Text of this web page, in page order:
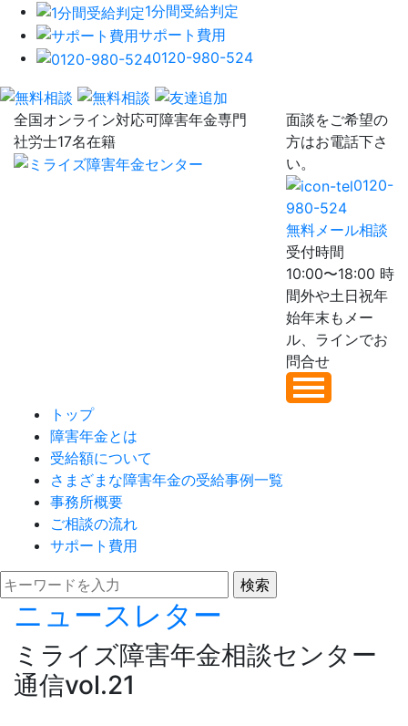
1分間受給判定
サポート費用
0120-980-524
全国オンライン対応可障害年金専門
社労士17名在籍
面談をご希望の
方はお電話下さ
い。
0120-
980-524
無料メール相談
受付時間
10:00〜18:00 時
間外や土日祝年
始年末もメー
ル、ラインでお
問合せ
トップ
障害年金とは
受給額について
さまざまな障害年金の受給事例一覧
事務所概要
ご相談の流れ
サポート費用
ニュースレター
ミライズ障害年金相談センター
通信vol.21